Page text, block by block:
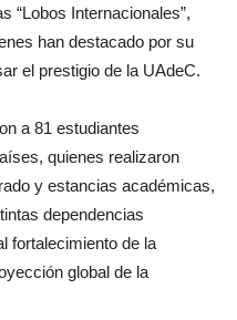
“Lobos Internacionales”,
han destacado por su
el prestigio de la UAdeC.
a 81 estudiantes
quienes realizaron
y estancias académicas,
dependencias
fortalecimiento de la
global de la